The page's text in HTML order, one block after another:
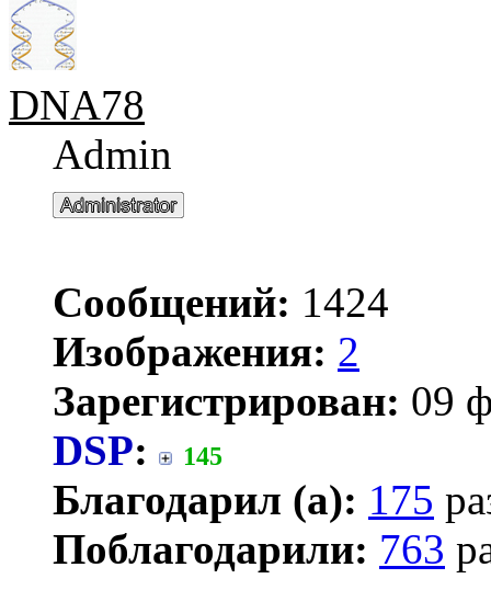
DNA78
Admin
Сообщений: 1424
Изображения: 2
Зарегистрирован: 09
DSP: 145
Благодарил (а): 175
Поблагодарили: 763